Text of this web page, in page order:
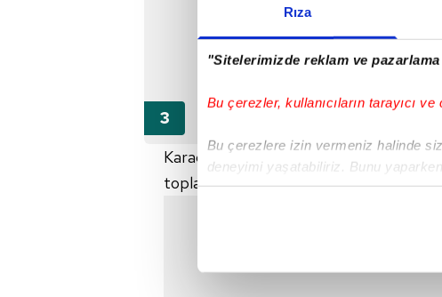
Rıza
"Sitelerimizde reklam ve
Bu çerezler, kullanıcıların tarayıcı ve
Bu çerezlere izin vermeniz halinde
deneyimi yaşatabiliriz. Bunu
içerikleri sunabilmek adına
Her halükârda, kullanıcılar, bu
Karadeniz ekibi, bu dönemde 2
toplayabildi.